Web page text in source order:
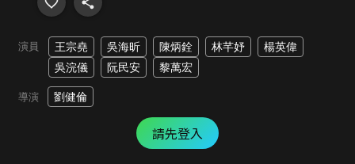
演員 王宗堯 吳海昕 陳炳銓 林芊妤
楊英偉
吳浣儀
阮民安 黎萬宏
導演 劉健倫
請先登入